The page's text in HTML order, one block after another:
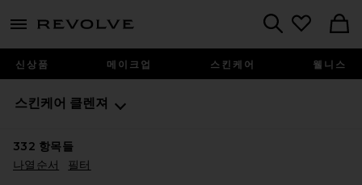
menu - shows more content
신상품 메이크업 스킨케어 웰니스
스킨케어 클렌져
332 항목들
나열순서
필터